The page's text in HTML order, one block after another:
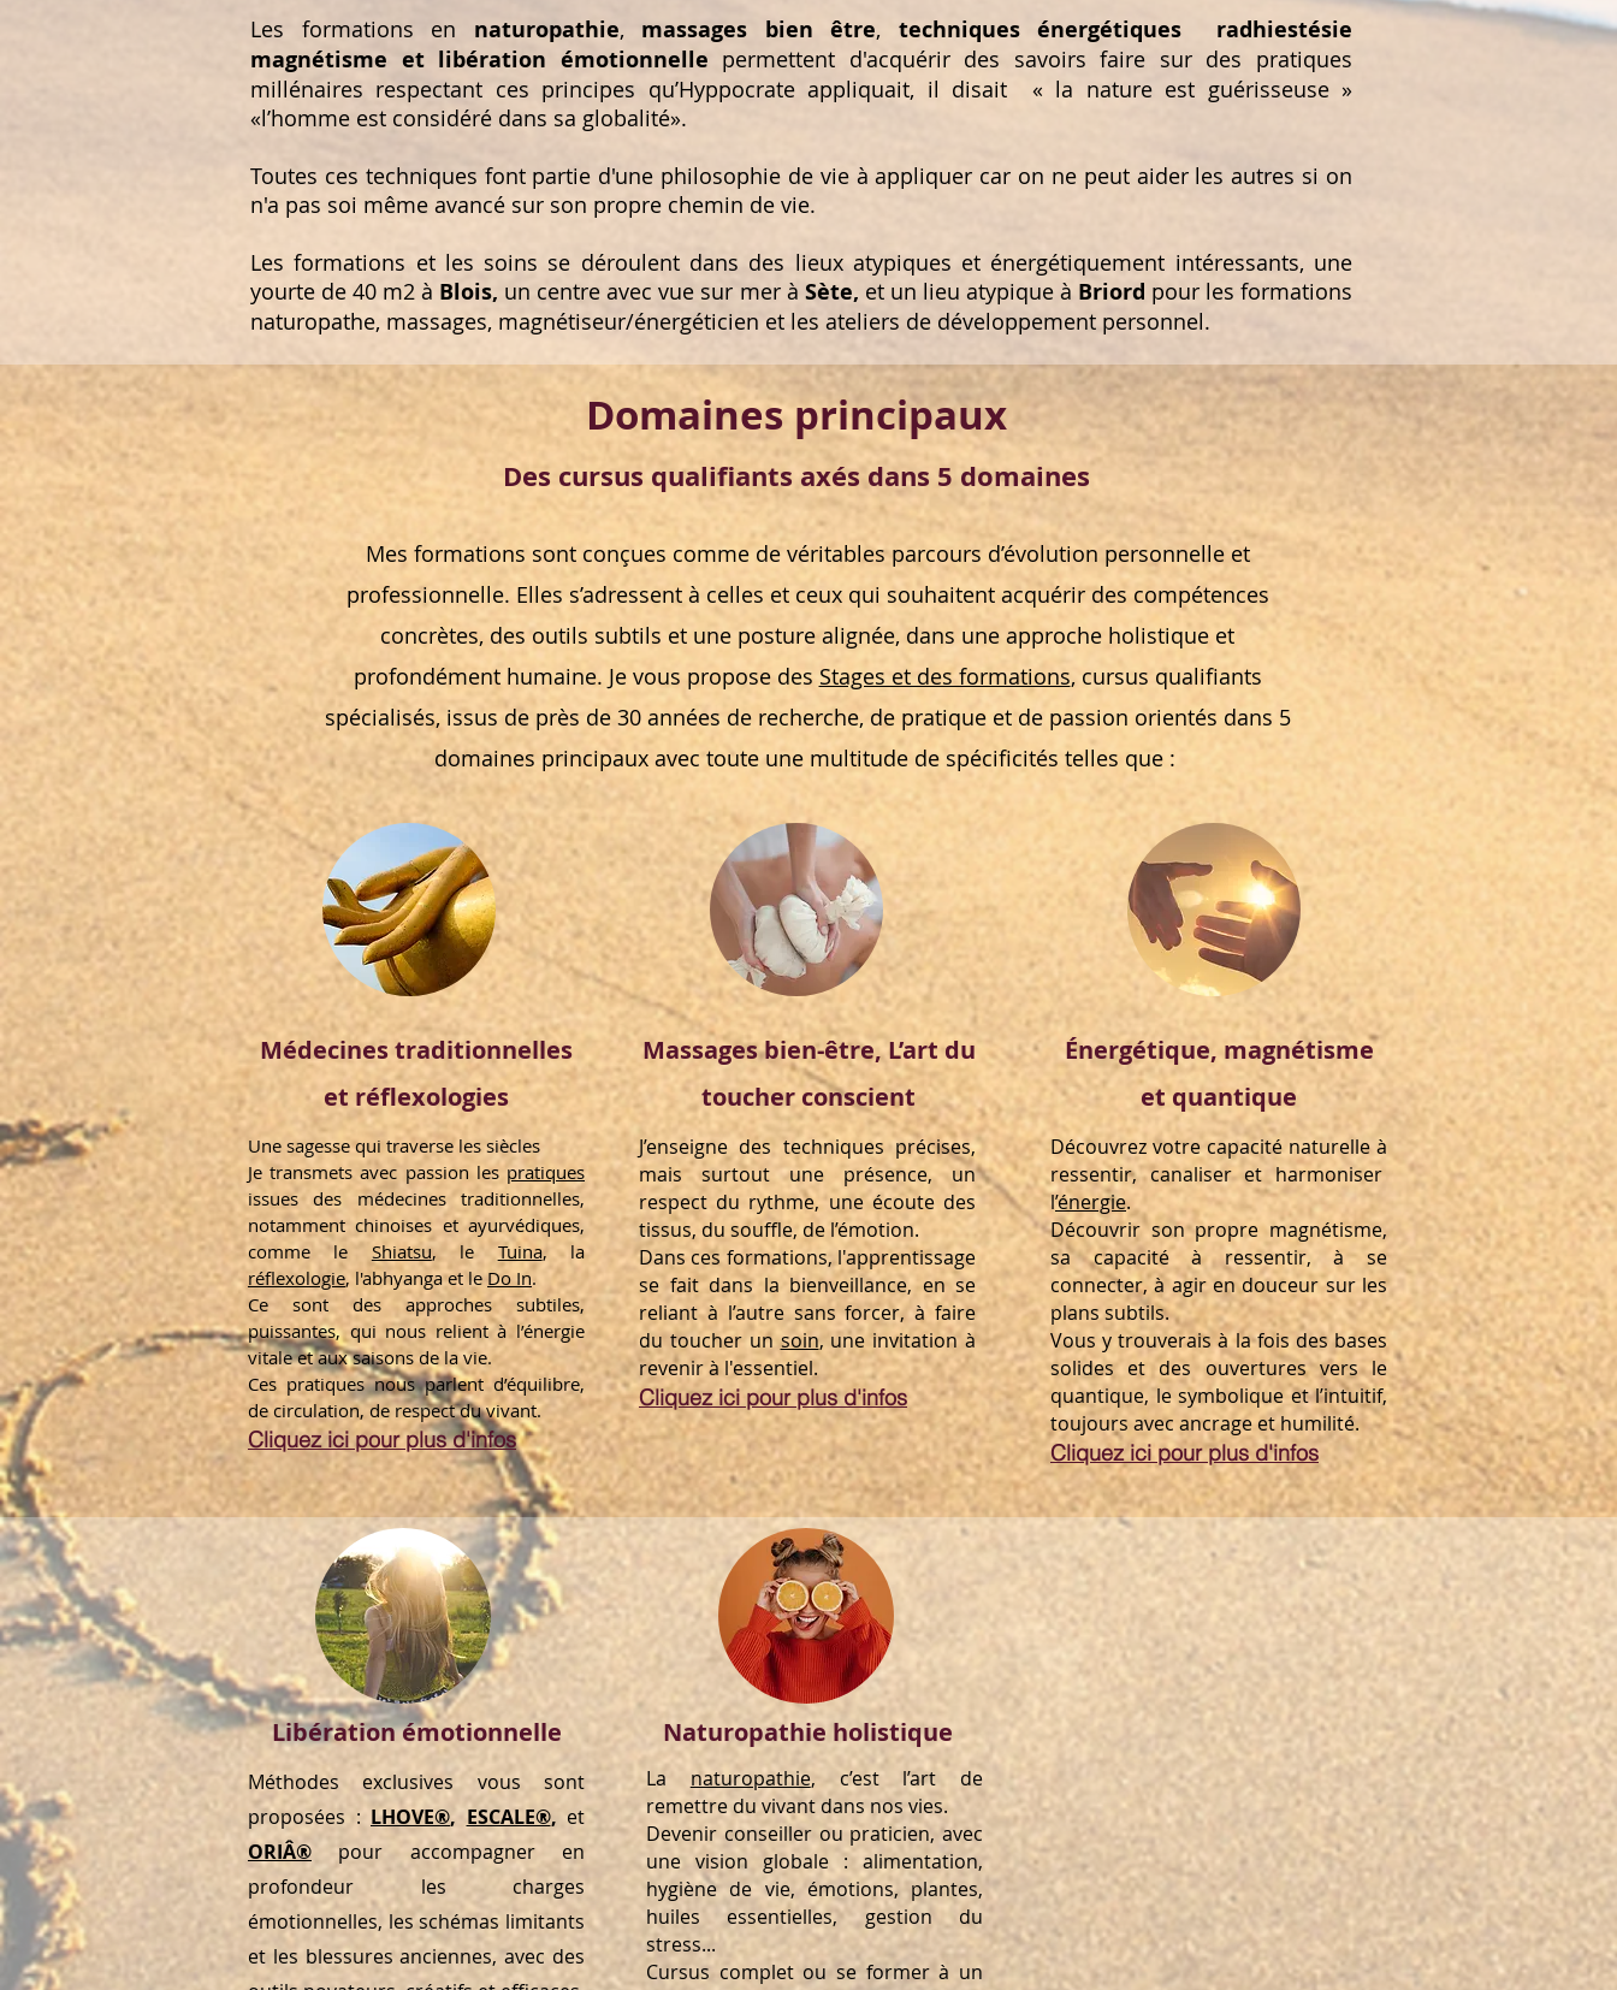
Les formations en naturopathie, massages bien être, techniques énergétiques radhiestésie
magnétisme et libération émotionnelle permettent d'acquérir des savoirs faire sur des pratiques
millénaires respectant ces principes qu’Hyppocrate appliquait, il disait « la nature est guérisseuse »
«l’homme est considéré dans sa globalité».
Toutes ces techniques font partie d'une philosophie de vie à appliquer car on ne peut aider les autres si on
n'a pas soi même avancé sur son propre chemin de vie.
Les formations et les soins se déroulent dans des lieux atypiques et énergétiquement intéressants, une
yourte de40 m2 à Blois, un centre avec vue sur mer à Sète, et un lieu atypique à Briord pour les formations
naturopathe, massages, magnétiseur/énergéticien et les ateliers de développement personnel.
Domaines principaux
Des cursus qualifiants axés dans 5 domaines
Mes formations sont conçues comme de véritables parcours d’évolution personnelle et
professionnelle. Elles s’adressent à celles et ceux qui souhaitent acquérir des compétences
concrètes, des outils subtils et une posture alignée, dans une approche holistique et
profondément humaine. Je vous propose des Stages et des formations, cursus qualifiants
spécialisés, issus de près de 30 années de recherche, de pratique et de passion orientés dans 5
domaines principaux avec toute une multitude de spécificités telles que :
Médecines traditionnelles
et réflexologies
Une sagesse qui traverse les siècles
Je transmets avec passion les pratiques
issues des médecines traditionnelles,
notamment chinoises et ayurvédiques,
comme le Shiatsu, leTuina, la
réflexologie, l'abhyanga et leDo In.
Ce sont des approches subtiles,
puissantes, qui nous relient à l’énergie
vitale et aux saisons de la vie.
Ces pratiques nous parlent d’équilibre,
de circulation, de respect du vivant.
Cliquez ici pour plus d'infos
Massages bien-être, L’art du
toucher conscient
J’enseigne des techniques précises,
mais surtout une présence, un
respect du rythme, une écoute des
tissus, du souffle, de l’émotion.
Dans ces formations, l'apprentissage
se fait dans la bienveillance, en se
reliant à l’autre sans forcer, à faire
du toucher unsoin, une invitation à
revenir à l'essentiel.
Cliquez ici pour plus d'infos
Énergétique, magnétisme
et quantique
Découvrez votre capacité naturelle à
ressentir, canaliser et harmoniser
l’énergie.
Découvrir son propre magnétisme,
sa capacité à ressentir, à se
connecter, à agir en douceur sur les
plans subtils.
Vous y trouverais à la fois des bases
solides et des ouvertures vers le
quantique, le symbolique et l’intuitif,
toujours avec ancrage et humilité.
Cliquez ici pour plus d'infos
Libération émotionnelle
Méthodes exclusives vous sont
proposées : LHOVE®, ESCALE®, et
ORIÂ® pour accompagner en
profondeur les charges
émotionnelles, les schémas limitants
et les blessures anciennes, avec des
Naturopathie holistique
La naturopathie, c’est l’art de
remettre du vivant dans nos vies.
Devenir conseiller ou praticien, avec
une vision globale : alimentation,
hygiène de vie, émotions, plantes,
huiles essentielles, gestion du
stress...
Cursus complet ou se former à un